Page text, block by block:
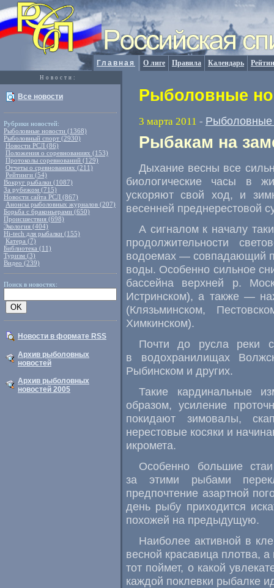
Главная О лиге Правила Календарь
Новости:
Все новости
Рубрики новостей:
Рыболовные новости (1368)
Рыболовный спорт (2930)
Новости РСЛ (86)
Положения о соревнованиях (153)
Протоколы соревнований (129)
Отчеты о сревнованиях (211)
Рейтинги (54)
Вокруг рыбалки (1087)
За рубежом (715)
Новости сайта РСЛ (867)
Анонсы рыболовных журналов (207)
Борьба с браконьерами (650)
Происшествия (698)
Экология (404)
Hi-tech для рыбалки (155)
Катера (7)
Библиотека (11)
Туризм (3)
Видео (239)
Поиск в новостях:
Новости в формате RSS
Архив рыболовных
новостей
Архив рыболовных
новостей 2005
Рыболовные
3 марта 2011 - Рыболовные
Рыбакам на
Дыхание весны все
биологические часы в
ускоряют свой ход, и
весенней преднерестовой
А сигналом к началу
продолжительности
водоемах — совпадающий
воды. Особенно сильное
бассейна верхней р.
Истринском), а также —
(Клязьминском,
Химкинском).
Почти до русла реки
в водохранилищах
Рыбинском и других.
Такие кардинальные
образом, усиление
покидают зимовалы,
нерестовые косяки и
икромета.
Особенно большие
за этими рыбами
предпочтение азартной
день рыбу приходится
похожей на предыдущую.
Наиболее активной в
весной красавица плотва,
тот поймет, о какой
каждой поклевки рыбалке